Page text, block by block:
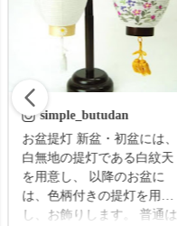
simple_butudan
お盆提灯 新盆・初盆には、
白無地の提灯である白紋天
を用意し、 以降のお盆に
は、色柄付きの提灯を用意
し、お飾りします。 普通は